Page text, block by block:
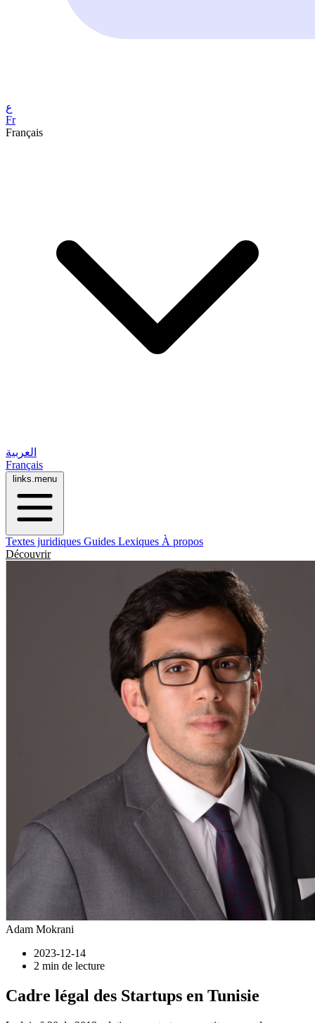
ع
Fr
Français
العربية
Français
links.menu
Textes juridiques Guides Lexiques À propos
Découvrir
Adam Mokrani
2023-12-14
2 min de lecture
Cadre légal des Startups en Tunisie